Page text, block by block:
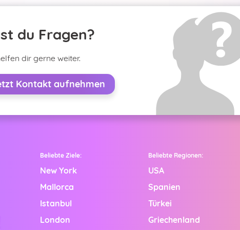
du Fragen?
dir gerne weiter.
Kontakt aufnehmen
Beliebte Ziele:
New York
Mallorca
Istanbul
London
Beliebte Regionen:
USA
Spanien
Türkei
Griechenland